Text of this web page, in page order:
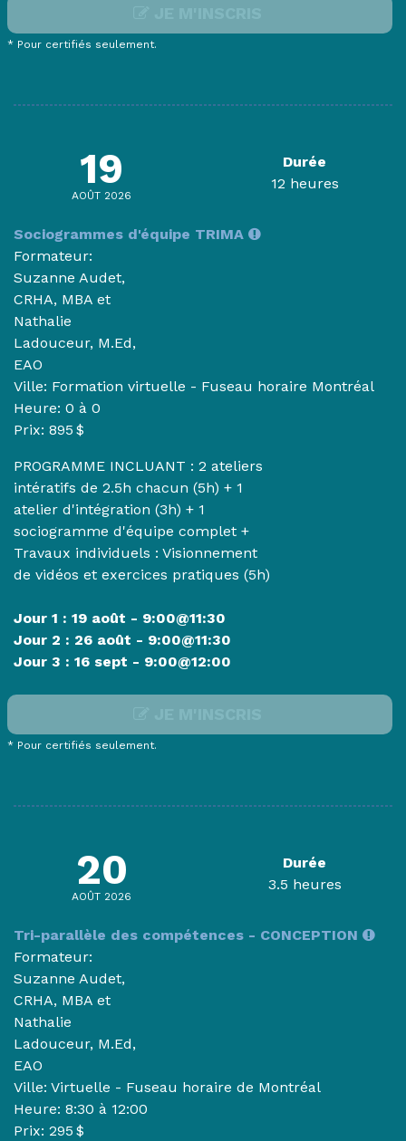
* Pour certifiés seulement.
19
AOÛT 2026
Durée
12 heures
Sociogrammes d'équipe TRIMA
Formateur:
Suzanne Audet,
CRHA, MBA et
Nathalie
Ladouceur, M.Ed,
EAO
Ville: Formation virtuelle - Fuseau horaire Montréal
Heure: 0 à 0
Prix: 895 $
PROGRAMME INCLUANT : 2 ateliers
intératifs de 2.5h chacun (5h) + 1
atelier d'intégration (3h) + 1
sociogramme d'équipe complet +
Travaux individuels : Visionnement
de vidéos et exercices pratiques (5h)
Jour 1 : 19 août - 9:00@11:30
Jour 2 : 26 août - 9:00@11:30
Jour 3 : 16 sept - 9:00@12:00
* Pour certifiés seulement.
20
AOÛT 2026
Durée
3.5 heures
Tri-parallèle des compétences - CONCEPTION
Formateur:
Suzanne Audet,
CRHA, MBA et
Nathalie
Ladouceur, M.Ed,
EAO
Ville: Virtuelle - Fuseau horaire de Montréal
Heure: 8:30 à 12:00
Prix: 295 $